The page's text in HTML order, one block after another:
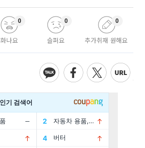
화나요
0
슬퍼요
0
추가취재 원해요
0